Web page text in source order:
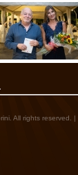
All rights reserved. |